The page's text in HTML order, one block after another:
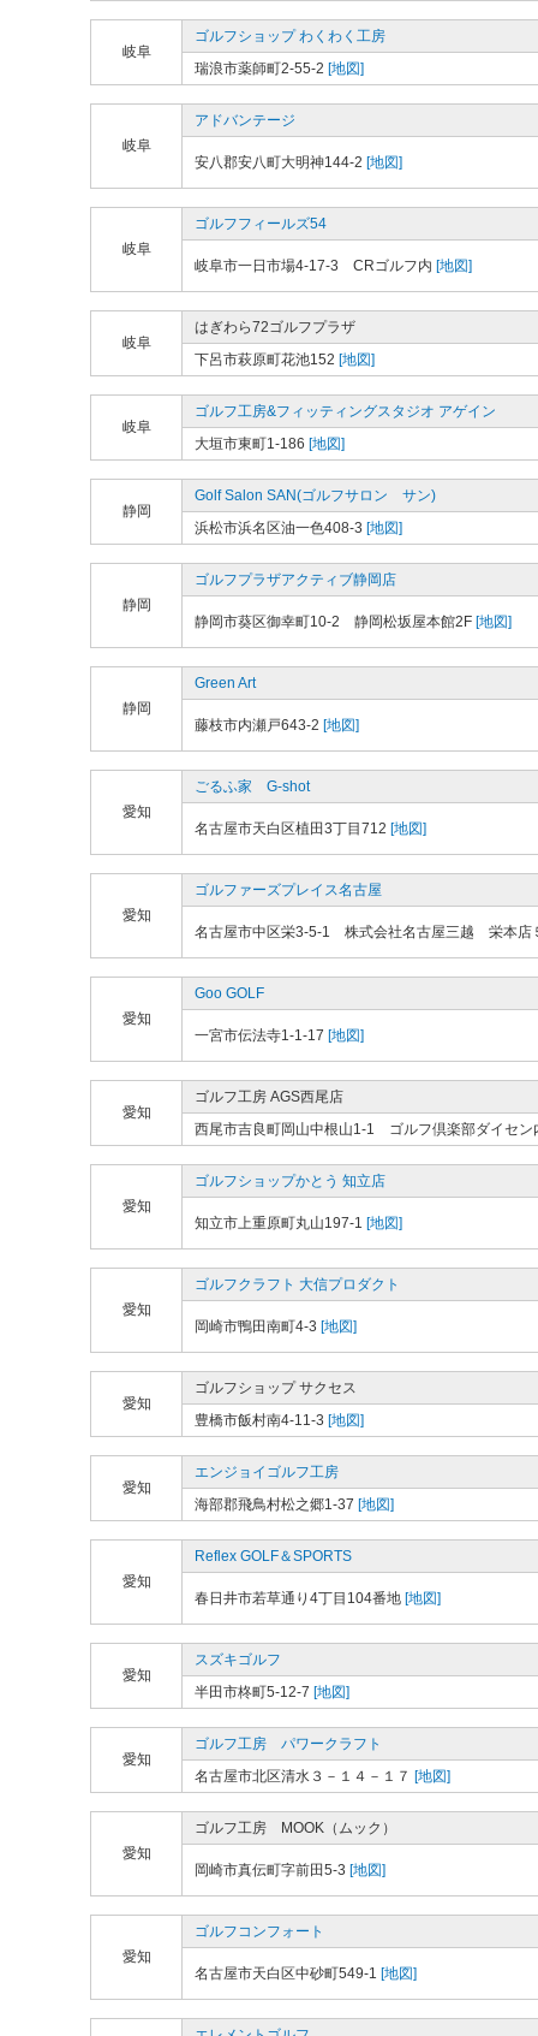
岐阜
ゴルフショップ わくわく工房
瑞浪市薬師町2-55-2 [地図]
岐阜
アドバンテージ
安八郡安八町大明神144-2 [地図]
岐阜
ゴルフフィールズ54
岐阜市一日市場4-17-3 CRゴルフ内 [地図]
岐阜
はぎわら72ゴルフプラザ
下呂市萩原町花池152 [地図]
岐阜
ゴルフ工房&フィッティングスタジオ アゲイン
大垣市東町1-186 [地図]
静岡
Golf Salon SAN(ゴルフサロン サン)
浜松市浜名区油一色408-3 [地図]
静岡
ゴルフプラザアクティブ静岡店
静岡市葵区御幸町10-2 静岡松坂屋本館2F [地図]
静岡
Green Art
藤枝市内瀬戸643-2 [地図]
愛知
ごるふ家 G-shot
名古屋市天白区植田3丁目712 [地図]
愛知
ゴルファーズプレイス名古屋
名古屋市中区栄3-5-1 株式会社名古屋三越 栄本店
愛知
Goo GOLF
一宮市伝法寺1-1-17 [地図]
愛知
ゴルフ工房 AGS西尾店
西尾市吉良町岡山中根山1-1 ゴルフ倶楽部ダイセン
愛知
ゴルフショップかとう 知立店
知立市上重原町丸山197-1 [地図]
愛知
ゴルフクラフト 大信プロダクト
岡崎市鴨田南町4-3 [地図]
愛知
ゴルフショップ サクセス
豊橋市飯村南4-11-3 [地図]
愛知
エンジョイゴルフ工房
海部郡飛鳥村松之郷1-37 [地図]
愛知
Reflex GOLF＆SPORTS
春日井市若草通り4丁目104番地 [地図]
愛知
スズキゴルフ
半田市柊町5-12-7 [地図]
愛知
ゴルフ工房 パワークラフト
名古屋市北区清水３－１４－１７ [地図]
愛知
ゴルフ工房 MOOK（ムック）
岡崎市真伝町字前田5-3 [地図]
愛知
ゴルフコンフォート
名古屋市天白区中砂町549-1 [地図]